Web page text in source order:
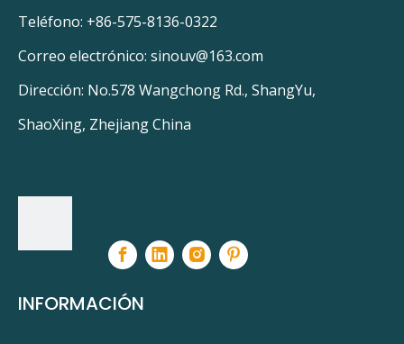
Teléfono: +86-575-8136-0322
Correo electrónico: sinouv@163.com
Dirección: No.578 Wangchong Rd., ShangYu,
ShaoXing, Zhejiang China
INFORMACIÓN